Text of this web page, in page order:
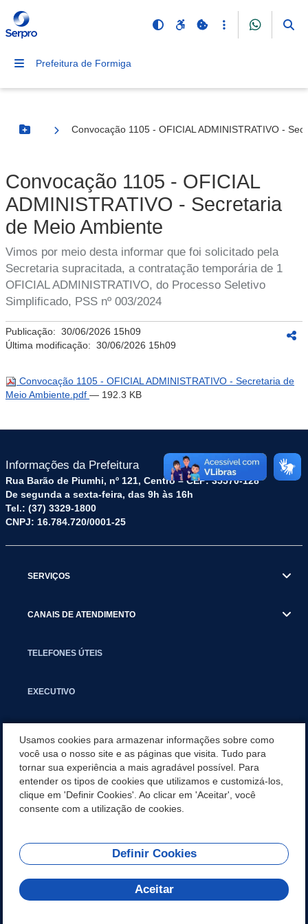
Prefeitura de Formiga
Botão Menu
Convocação 1105 - OFICIAL ADMINISTRATIVO -
Convocação 1105 - OFICIAL
ADMINISTRATIVO - Secretaria
de Meio Ambiente
Vimos por meio desta informar que foi solicitado pela
Secretaria supracitada, a contratação temporária de 1
OFICIAL ADMINISTRATIVO, do Processo Seletivo
Simplificado, PSS nº 003/2024
Publicação: 30/06/2026 15h09
Última modificação: 30/06/2026 15h09
Convocação 1105 - OFICIAL ADMINISTRATIVO - Secretaria de
Meio Ambiente.pdf — 192.3 KB
Informações da Prefeitura
Rua Barão de Piumhi, nº 121, Centro – CEP: 35570-128
De segunda a sexta-feira, das 9h às 16h
Tel.: (37) 3329-1800
CNPJ: 16.784.720/0001-25
SERVIÇOS
CANAIS DE ATENDIMENTO
TELEFONES ÚTEIS
EXECUTIVO
APLICATIVO
SECRETARIAS
REDES SOCIAIS
Usamos cookies para armazenar informações sobre como
você usa o nosso site e as páginas que visita. Tudo para
tornar sua experiência a mais agradável possível. Para
entender os tipos de cookies que utilizamos e customizá-los,
clique em 'Definir Cookies'. Ao clicar em 'Aceitar', você
consente com a utilização de cookies.
Definir Cookies
Aceitar